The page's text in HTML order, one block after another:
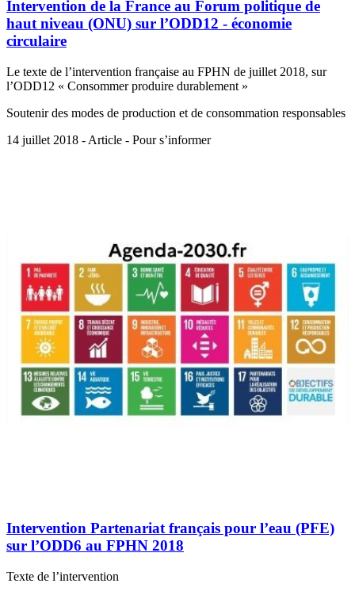
Intervention de la France au Forum politique de
haut niveau (ONU) sur l’ODD12 - économie
circulaire
Le texte de l’intervention française au FPHN de juillet 2018, sur
l’ODD12 « Consommer produire durablement »
Soutenir des modes de production et de consommation responsables
14 juillet 2018 - Article - Pour s’informer
Intervention Partenariat français pour l’eau (PFE)
sur l’ODD6 au FPHN 2018
Texte de l’intervention